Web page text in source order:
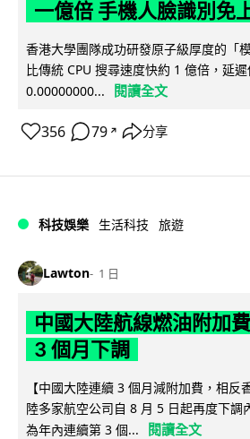
一億倍 手機人臉識別免
香港大學團隊成功研發原子級厚度的「
比傳統 CPU 搜尋速度快約 1 億倍，延
0.00000000...
閱讀全文
356 79 ↗ 分享
科技娛樂 生活科技 旅遊
Lawton 1 日
中國大陸航線燃油附加
3 個月下調
【中國大陸連續 3 個月減附加費，相反
陸多家航空公司自 8 月 5 日起再度下調
為年內連續第 3 個...
閱讀全文